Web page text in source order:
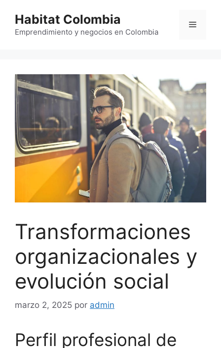
contenido
Habitat Colombia
Emprendimiento y negocios en Colombia
Menú
Transformaciones
organizacionales y
evolución social
marzo 2, 2025 por admin
Perfil profesional de